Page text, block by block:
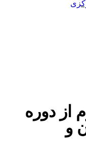
دوره
و